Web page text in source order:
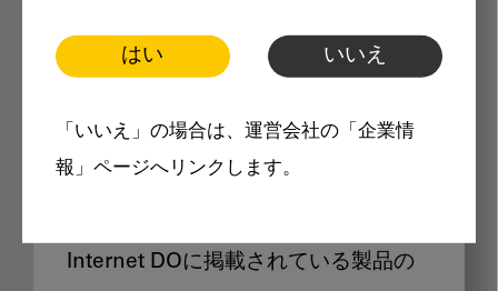
はい いいえ
「いいえ」の場合は、運営会社の「企業情
報」ページへリンクします。
製品価格も閲覧可能
Internet DOに掲載されている製品の